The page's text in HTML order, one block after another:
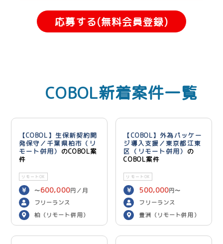
応募する(無料会員登録)
COBOL新着案件一覧
【COBOL】生保新契約開
発保守／千葉県柏市（リ
モート併用） のCOBOL案
件
リモートOK
〜600,000円／月
フリーランス
柏（リモート併用）
【COBOL】外為パッケー
ジ導入支援／東京都江東
区（リモート併用） の
COBOL案件
リモートOK
500,000円〜
600,000 円／月
フリーランス
豊洲（リモート併用）